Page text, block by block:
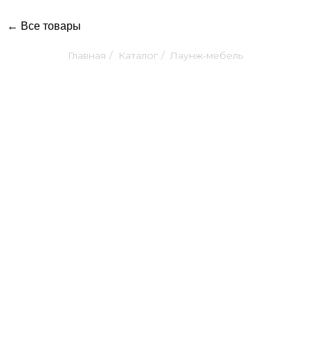
← Все товары
Главная / Каталог / Лаунж-мебель